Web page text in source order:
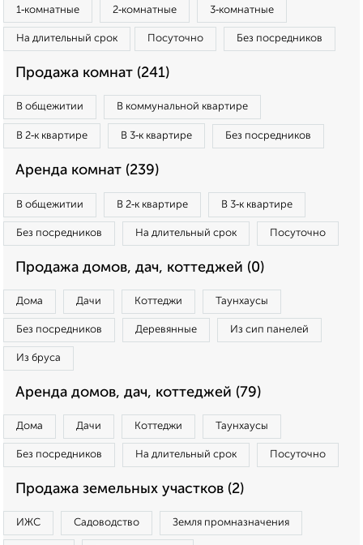
1‑комнатные 2‑комнатные 3‑комнатные
На длительный срок Посуточно Без посредников
Продажа комнат (241)
В общежитии В коммунальной квартире
В 2‑к квартире В 3‑к квартире Без посредников
Аренда комнат (239)
В общежитии В 2‑к квартире В 3‑к квартире
Без посредников На длительный срок Посуточно
Продажа домов, дач, коттеджей (0)
Дома Дачи Коттеджи Таунхаусы
Без посредников Деревянные Из сип панелей
Из бруса
Аренда домов, дач, коттеджей (79)
Дома Дачи Коттеджи Таунхаусы
Без посредников На длительный срок Посуточно
Продажа земельных участков (2)
ИЖС Садоводство Земля промназначения